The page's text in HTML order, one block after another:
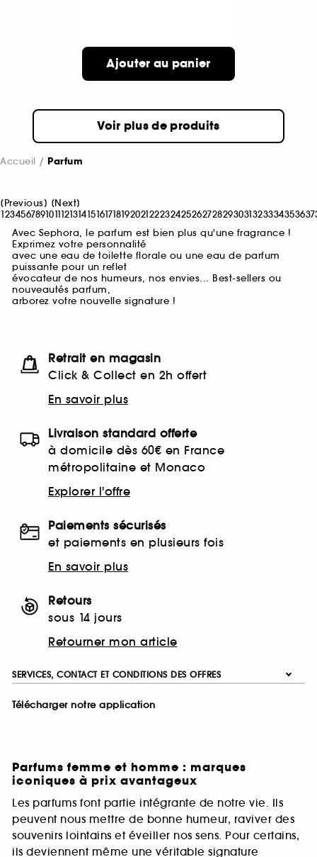
Ajouter au panier
Voir plus de produits
Accueil Parfum
[Previous] [Next]
12345678910111213141516171819202122232425262728293031323334353637
Avec Sephora, le parfum est bien plus qu'une fragrance !
Exprimez votre personnalité
avec une eau de toilette florale ou une eau de parfum
puissante pour un reflet
évocateur de nos humeurs, nos envies... Best-sellers ou
nouveautés parfum,
arborez votre nouvelle signature !
Retrait en magasin
Click & Collect en 2h offert
En savoir plus
Livraison standard offerte
à domicile dès 60€ en France
métropolitaine et Monaco
Explorer l'offre
Paiements sécurisés
et paiements en plusieurs fois
En savoir plus
Retours
sous 14 jours
Retourner mon article
SERVICES, CONTACT ET CONDITIONS DES OFFRES
Télécharger notre application
Parfums femme et homme : marques
iconiques à prix avantageux
Les parfums font partie intégrante de notre vie. Ils
peuvent nous mettre de bonne humeur, raviver des
souvenirs lointains et éveiller nos sens. Pour certains,
ils deviennent même une véritable signature